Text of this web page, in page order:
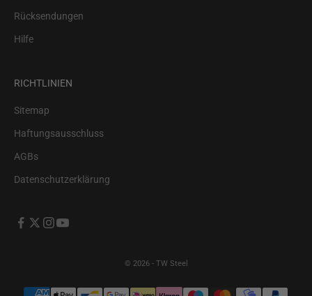
Rücksendungen
Hilfe
RICHTLINIEN
Sitemap
Haftungsausschluss
AGBs
Datenschutzerklärung
© 2026 - TW Steel